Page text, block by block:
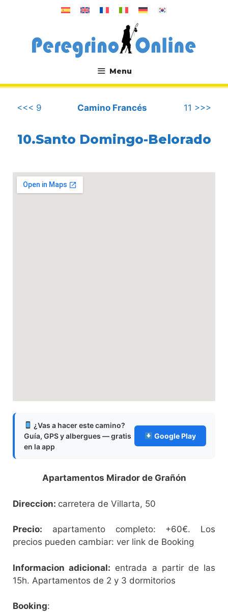
Menu
.
<<< 9
Camino Francés 11 >>>
10.Santo Domingo-Belorado
¿Vas a hacer este camino?
Guía, GPS y albergues — gratis
en la app
Google Play
Apartamentos Mirador de Grañón
Direccion: carretera de Villarta, 50
Precio: apartamento completo: +60€. Los
precios pueden cambiar: ver link de Booking
Informacion adicional: entrada a partir de las
15h. Apartamentos de 2 y 3 dormitorios
Booking: